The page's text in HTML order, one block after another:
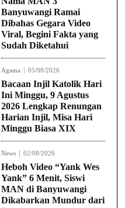
Banyuwangi Ramai
Dibahas Gegara Video
Viral, Begini Fakta yang
Sudah Diketahui
Agama 05/08/2026
Bacaan Injil Katolik Hari
Ini Minggu, 9 Agustus
2026 Lengkap Renungan
Harian Injil, Misa Hari
Minggu Biasa XIX
News 02/08/2026
Heboh Video “Yank Wes
Yank” 6 Menit, Siswi
MAN di Banyuwangi
Dikabarkan Mundur dari